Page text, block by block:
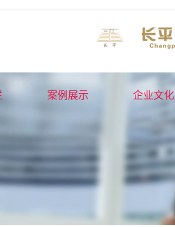
案例展示 企业文化